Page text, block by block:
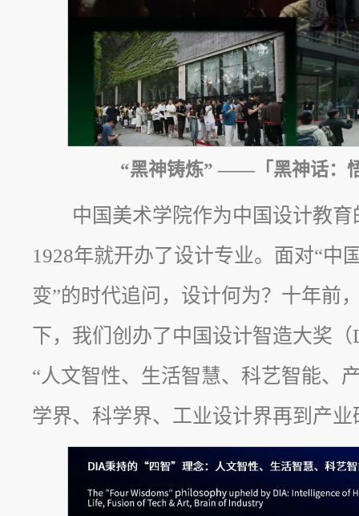
“黑神铸炼” ——「黑神话：
中国美术学院作为中国设计教
1928年就开办了设计专业。面对“中
变”的时代追问，设计何为？十年前
下，我们创办了中国设计智造大奖
“人文智性、生活智慧、科艺智能、
学界、科学界、工业设计界再到产